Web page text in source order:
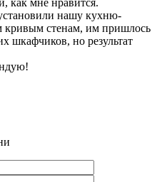
нашу кухню-
кривым стенам, им пришлось
шкафчиков, но результат